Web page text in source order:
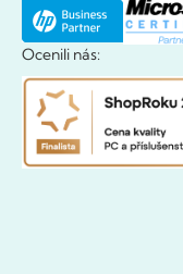
Ocenili nás: